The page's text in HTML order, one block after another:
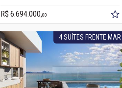
R$ 6.694.000,00
4 SUÍTES FRENTE MAR